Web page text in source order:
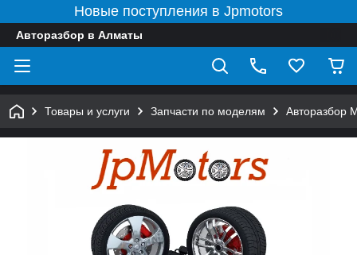
Новые поступления в Jpmotors
Авторазбор в Алматы
Товары и услуги Запчасти по моделям Авторазбор